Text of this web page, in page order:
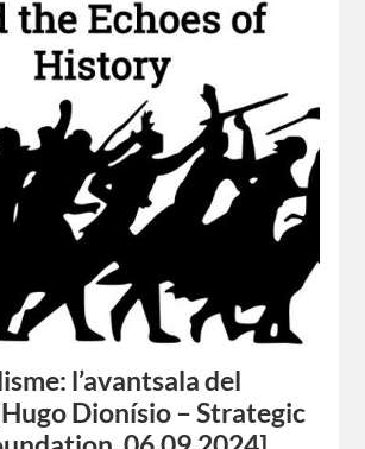
l’avantsala del
Dionísio – Strategic